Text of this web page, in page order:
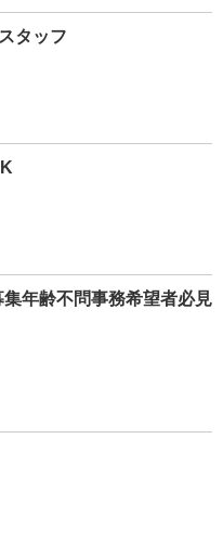
タッフ
年齢不問事務希望者必見